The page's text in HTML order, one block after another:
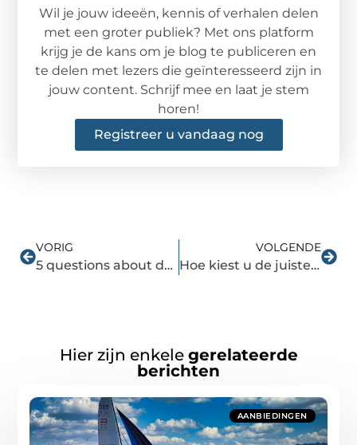
Wil je jouw ideeën, kennis of verhalen delen
met een groter publiek? Met ons platform
krijg je de kans om je blog te publiceren en
te delen met lezers die geïnteresseerd zijn in
jouw content. Schrijf mee en laat je stem
horen!
Registreer u vandaag nog
VORIG
5 questions about designing an office interior answered
VOLGENDE
Hoe kiest u de juiste fysiotherapeut in Tilburg: Een handige gids
Hier zijn enkele gerelateerde
berichten
AANBIEDINGEN